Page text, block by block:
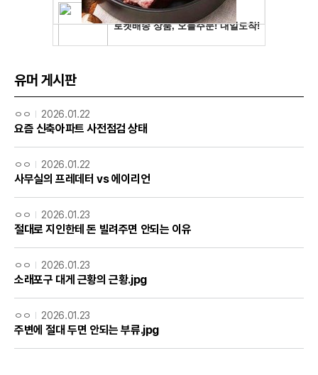
유머 게시판
ㅇㅇ 2026.01.22
요즘 신축아파트 사전점검 상태
ㅇㅇ 2026.01.22
사무실의 프레데터 vs 에이리언
ㅇㅇ 2026.01.23
절대로 지인한테 돈 빌려주면 안되는 이유
ㅇㅇ 2026.01.23
소래포구 대게 근황의 근황.jpg
ㅇㅇ 2026.01.23
주변에 절대 두면 안되는 부류.jpg